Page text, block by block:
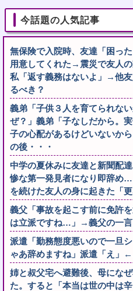
れ」か
今話題の人気記事
無保険で入院時、友達「困っ
用意してくれた→震災で友人の
私「返す義務はないよ」→他
るべき？
義弟「子供３人を育てられな
ぜ？」義弟「子なしだから。
子の心配があるけどいないか
の後・・・
中学の夏休みに友達と新聞配
惨な第一発見者になり即辞め
を続けた友人の身に起きた「
義父「事故を起こす前に免許
は立派ですね…」→義父の一
派遣「勤務態度悪いので一旦
ゃあ辞めますね」派遣「え」
姉と叔父宅へ避難後、母にな
た。すると「本当は世の中は